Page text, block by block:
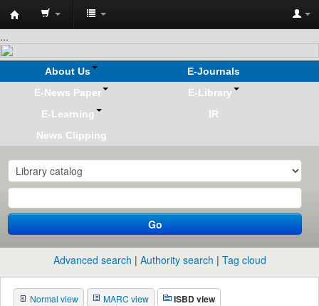
Koha
online
...
About Us
E-Journals
E-News Paper
E-Library
E-Learning
IR
News Clipping
Go
Advanced search Authority search Tag cloud
Normal view MARC view ISBD view